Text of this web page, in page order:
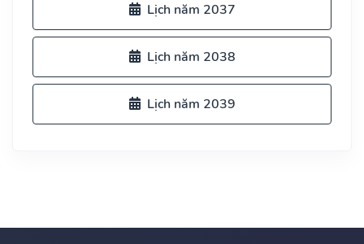
Lịch năm 2037
Lịch năm 2038
Lịch năm 2039